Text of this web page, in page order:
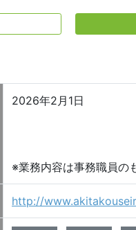
2026年2月1日
※業務内容は事務職員の
http://